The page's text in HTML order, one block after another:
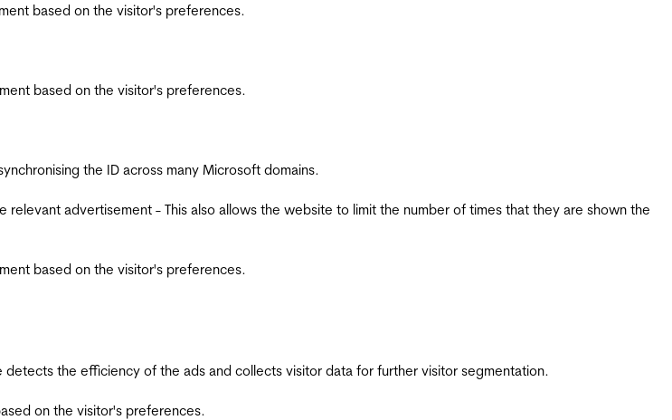
based on the visitor's preferences.
based on the visitor's preferences.
the ID across many Microsoft domains.
advertisement - This also allows the website to limit the number of times that they are shown the
based on the visitor's preferences.
the efficiency of the ads and collects visitor data for further visitor segmentation.
on the visitor's preferences.